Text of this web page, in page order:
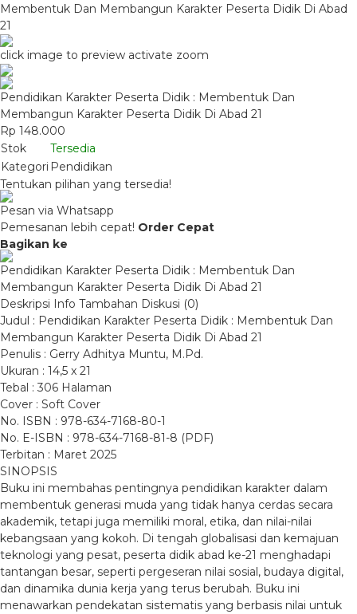
Membentuk Dan Membangun Karakter Peserta Didik Di Abad
21
click image to preview activate zoom
Pendidikan Karakter Peserta Didik : Membentuk Dan
Membangun Karakter Peserta Didik Di Abad 21
Rp 148.000
Stok
Tersedia
Kategori Pendidikan
Tentukan pilihan yang tersedia!
Pesan via Whatsapp
Pemesanan lebih cepat! Order Cepat
Bagikan ke
Pendidikan Karakter Peserta Didik : Membentuk Dan
Membangun Karakter Peserta Didik Di Abad 21
Deskripsi Info Tambahan Diskusi (0)
Judul : Pendidikan Karakter Peserta Didik : Membentuk Dan
Membangun Karakter Peserta Didik Di Abad 21
Penulis : Gerry Adhitya Muntu, M.Pd.
Ukuran : 14,5 x 21
Tebal : 306 Halaman
Cover : Soft Cover
No. ISBN : 978-634-7168-80-1
No. E-ISBN : 978-634-7168-81-8 (PDF)
Terbitan : Maret 2025
SINOPSIS
Buku ini membahas pentingnya pendidikan karakter dalam
membentuk generasi muda yang tidak hanya cerdas secara
akademik, tetapi juga memiliki moral, etika, dan nilai-nilai
kebangsaan yang kokoh. Di tengah globalisasi dan kemajuan
teknologi yang pesat, peserta didik abad ke-21 menghadapi
tantangan besar, seperti pergeseran nilai sosial, budaya digital,
dan dinamika dunia kerja yang terus berubah. Buku ini
menawarkan pendekatan sistematis yang berbasis nilai untuk